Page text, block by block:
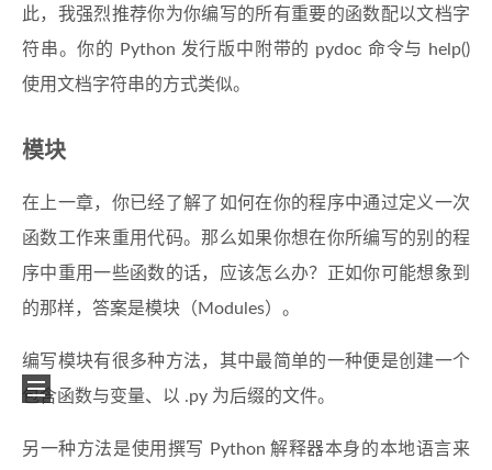
此，我强烈推荐你为你编写的所有重要的函数配以文档字
符串。你的 Python 发行版中附带的 pydoc 命令与 help()
使用文档字符串的方式类似。
模块
在上一章，你已经了解了如何在你的程序中通过定义一次
函数工作来重用代码。那么如果你想在你所编写的别的程
序中重用一些函数的话，应该怎么办？正如你可能想象到
的那样，答案是模块（Modules）。
编写模块有很多种方法，其中最简单的一种便是创建一个
包含函数与变量、以 .py 为后缀的文件。
另一种方法是使用撰写 Python 解释器本身的本地语言来